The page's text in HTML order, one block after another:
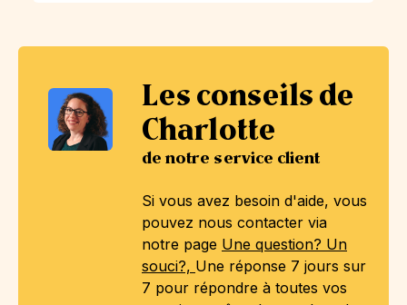
Les conseils de
Charlotte
de notre service client
Si vous avez besoin d'aide, vous
pouvez nous contacter via
notre page Une question? Un
souci?, Une réponse 7 jours sur
7 pour répondre à toutes vos